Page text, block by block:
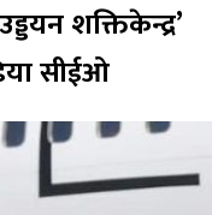
शक्तिकेन्द्र’
सीईओ